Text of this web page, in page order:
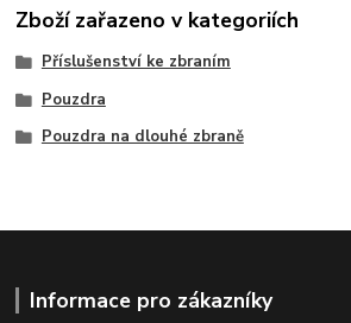
Zboží zařazeno v kategoriích
Příslušenství ke zbraním
Pouzdra
Pouzdra na dlouhé zbraně
Informace pro zákazníky